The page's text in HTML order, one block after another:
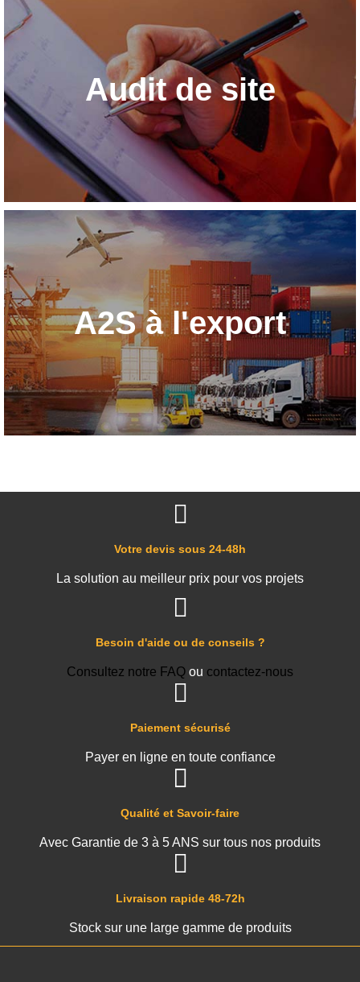
Audit de site
A2S à l'export
Livraison rapide 48-72h
Stock sur une large gamme de produits
Qualité et Savoir-faire
Avec Garantie de 3 à 5 ANS sur tous nos produits
Paiement sécurisé
Payer en ligne en toute confiance
Besoin d'aide ou de conseils ?
Consultez notre FAQ ou contactez-nous
Votre devis sous 24-48h
La solution au meilleur prix pour vos projets